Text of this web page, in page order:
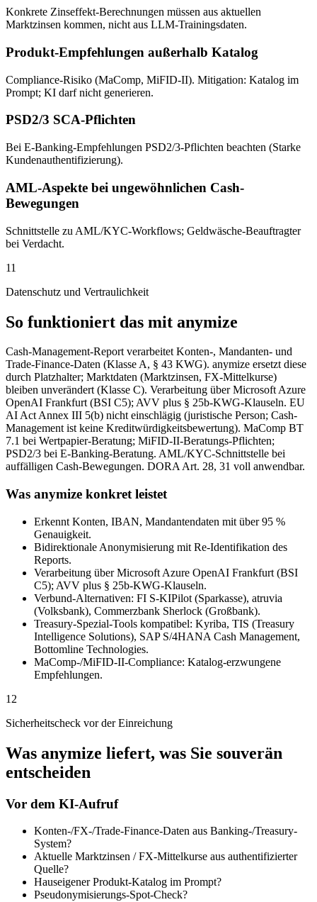
Konkrete Zinseffekt-Berechnungen müssen aus aktuellen
Marktzinsen kommen, nicht aus LLM-Trainingsdaten.
Produkt-Empfehlungen außerhalb Katalog
Compliance-Risiko (MaComp, MiFID-II). Mitigation: Katalog im
Prompt; KI darf nicht generieren.
PSD2/3 SCA-Pflichten
Bei E-Banking-Empfehlungen PSD2/3-Pflichten beachten (Starke
Kundenauthentifizierung).
AML-Aspekte bei ungewöhnlichen Cash-
Bewegungen
Schnittstelle zu AML/KYC-Workflows; Geldwäsche-Beauftragter
bei Verdacht.
11
Datenschutz und Vertraulichkeit
So funktioniert das mit anymize
Cash-Management-Report verarbeitet Konten-, Mandanten- und
Trade-Finance-Daten (Klasse A, § 43 KWG). anymize ersetzt diese
durch Platzhalter; Marktdaten (Marktzinsen, FX-Mittelkurse)
bleiben unverändert (Klasse C). Verarbeitung über Microsoft Azure
OpenAI Frankfurt (BSI C5); AVV plus § 25b-KWG-Klauseln. EU
AI Act Annex III 5(b) nicht einschlägig (juristische Person; Cash-
Management ist keine Kreditwürdigkeitsbewertung). MaComp BT
7.1 bei Wertpapier-Beratung; MiFID-II-Beratungs-Pflichten;
PSD2/3 bei E-Banking-Beratung. AML/KYC-Schnittstelle bei
auffälligen Cash-Bewegungen. DORA Art. 28, 31 voll anwendbar.
Was anymize konkret leistet
Erkennt Konten, IBAN, Mandantendaten mit über 95 %
Genauigkeit.
Bidirektionale Anonymisierung mit Re-Identifikation des
Reports.
Verarbeitung über Microsoft Azure OpenAI Frankfurt (BSI
C5); AVV plus § 25b-KWG-Klauseln.
Verbund-Alternativen: FI S-KIPilot (Sparkasse), atruvia
(Volksbank), Commerzbank Sherlock (Großbank).
Treasury-Spezial-Tools kompatibel: Kyriba, TIS (Treasury
Intelligence Solutions), SAP S/4HANA Cash Management,
Bottomline Technologies.
MaComp-/MiFID-II-Compliance: Katalog-erzwungene
Empfehlungen.
12
Sicherheitscheck vor der Einreichung
Was anymize liefert, was Sie souverän
entscheiden
Vor dem KI-Aufruf
Konten-/FX-/Trade-Finance-Daten aus Banking-/Treasury-
System?
Aktuelle Marktzinsen / FX-Mittelkurse aus authentifizierter
Quelle?
Hauseigener Produkt-Katalog im Prompt?
Pseudonymisierungs-Spot-Check?